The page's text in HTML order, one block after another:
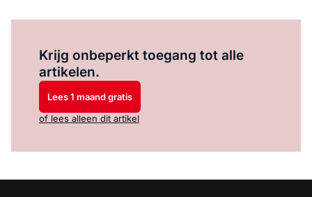
Krijg onbeperkt toegang tot alle
artikelen.
Lees 1 maand gratis
of lees alleen dit artikel